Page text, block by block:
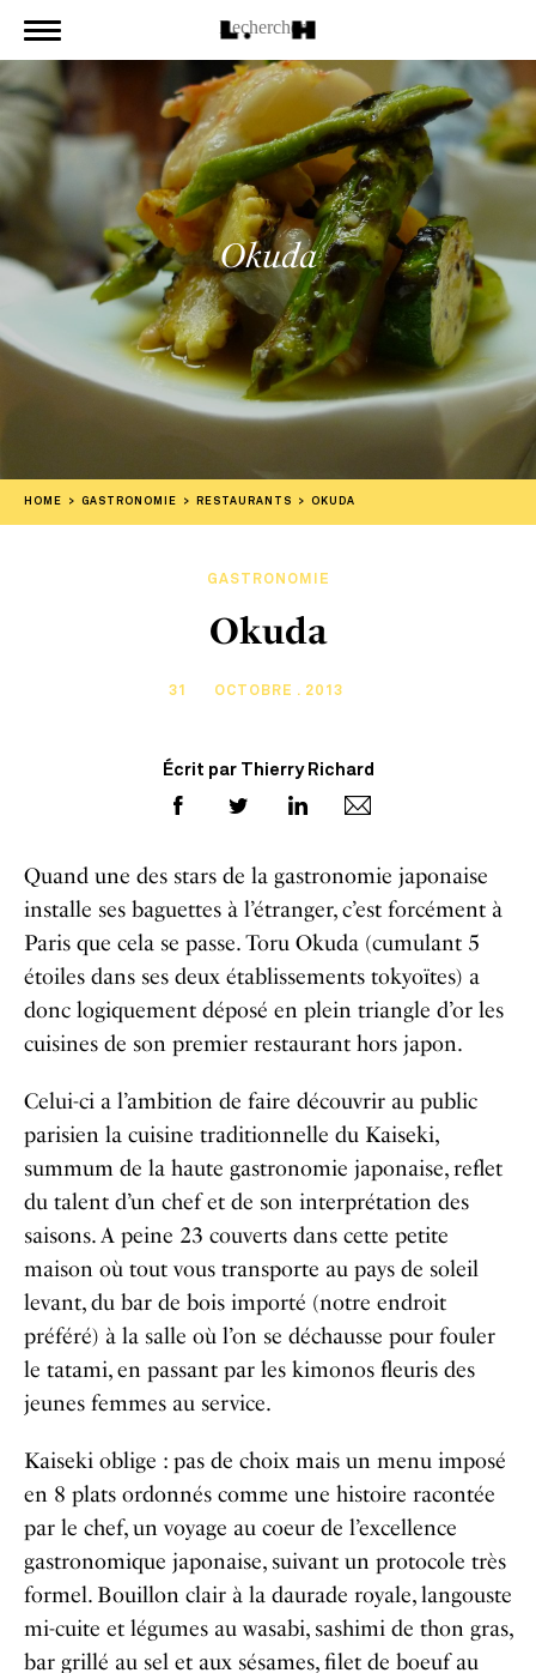
Okuda
HOME GASTRONOMIE RESTAURANTS OKUDA
GASTRONOMIE
Okuda
31 OCTOBRE . 2013
Écrit par Thierry Richard
Quand une des stars de la gastronomie japonaise
installe ses baguettes à l’étranger, c’est forcément à
Paris que cela se passe. Toru Okuda (cumulant 5
étoiles dans ses deux établissements tokyoïtes) a
donc logiquement déposé en plein triangle d’or les
cuisines de son premier restaurant hors japon.
Celui-ci a l’ambition de faire découvrir au public
parisien la cuisine traditionnelle du Kaiseki,
summum de la haute gastronomie japonaise, reflet
du talent d’un chef et de son interprétation des
saisons. A peine 23 couverts dans cette petite
maison où tout vous transporte au pays de soleil
levant, du bar de bois importé (notre endroit
préféré) à la salle où l’on se déchausse pour fouler
le tatami, en passant par les kimonos fleuris des
jeunes femmes au service.
Kaiseki oblige : pas de choix mais un menu imposé
en 8 plats ordonnés comme une histoire racontée
par le chef, un voyage au coeur de l’excellence
gastronomique japonaise, suivant un protocole très
formel. Bouillon clair à la daurade royale, langouste
mi-cuite et légumes au wasabi, sashimi de thon gras,
bar grillé au sel et aux sésames, filet de boeuf au